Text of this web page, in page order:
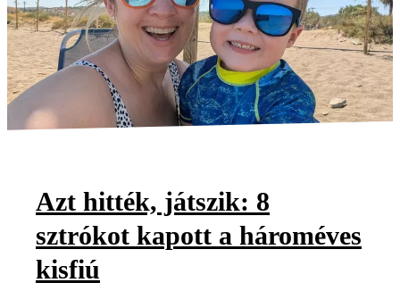
Azt hitték, játszik: 8
sztrókot kapott a hároméves
kisfiú